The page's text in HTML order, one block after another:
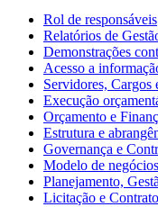
Rol de responsáveis
Relatórios de
Demonstrações
Acesso a
Servidores, Cargos
Execução
Orçamento e
Estrutura e
Governança e
Modelo de negócios
Planejamento,
Licitação e